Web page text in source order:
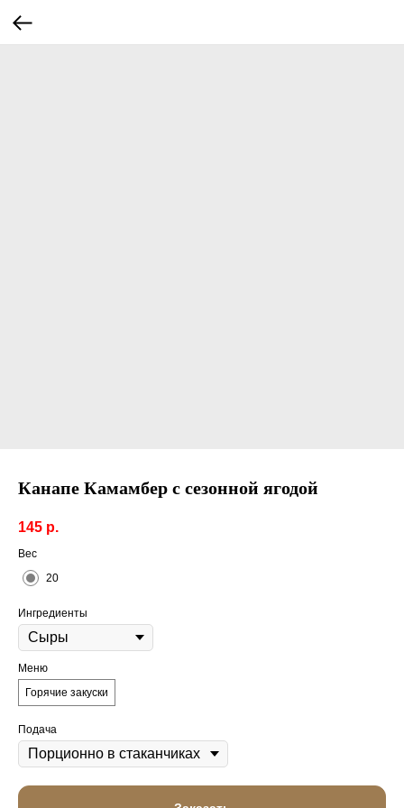
Канапе Камамбер с сезонной ягодой
145 р.
Вес
20
Ингредиенты
Меню
Горячие закуски
Подача